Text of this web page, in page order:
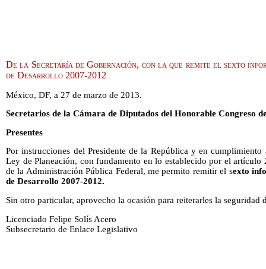
De la Secretaría de Gobernación, con la que remite el sexto
de Desarrollo 2007-2012
México, DF, a 27 de marzo de 2013.
Secretarios de la Cámara de Diputados del Honorable Congreso
Presentes
Por instrucciones del Presidente de la República y en
Ley de Planeación, con fundamento en lo establecido por el
de la Administración Pública Federal, me permito remitir el sexto
de Desarrollo 2007-2012.
Sin otro particular, aprovecho la ocasión para reiterarles la
Licenciado Felipe Solís Acero
Subsecretario de Enlace Legislativo